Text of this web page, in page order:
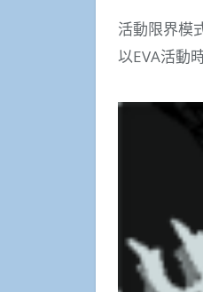
活動限界模
以EVA活動